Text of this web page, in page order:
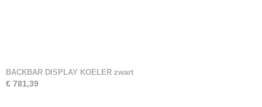
BACKBAR DISPLAY KOELER zwart
€ 781,39